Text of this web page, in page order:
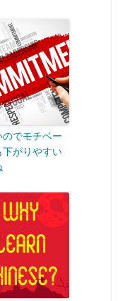
のでモチベー
下がりやすい